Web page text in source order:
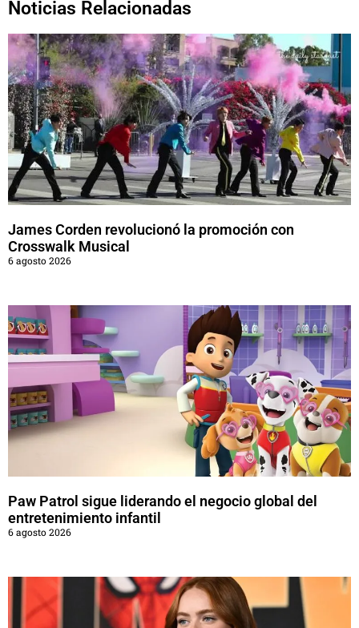
Noticias Relacionadas
James Corden revolucionó la promoción con
Crosswalk Musical
6 agosto 2026
Paw Patrol sigue liderando el negocio global del
entretenimiento infantil
6 agosto 2026